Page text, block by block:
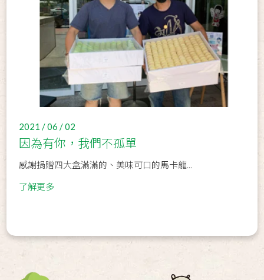
2021 / 06 / 02
因為有你，我們不孤單
感謝捐贈四大盒滿滿的、美味可口的馬卡龍...
了解更多